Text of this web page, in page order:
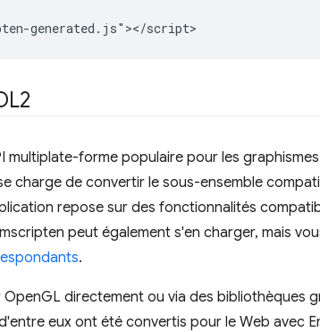
multiplate-forme populaire pour les
charge de convertir le sous-ensemble
repose sur des fonctionnalités
peut également s'en charger, mais
.
OpenGL directement ou via des bibliothèques
eux ont été convertis pour le Web avec